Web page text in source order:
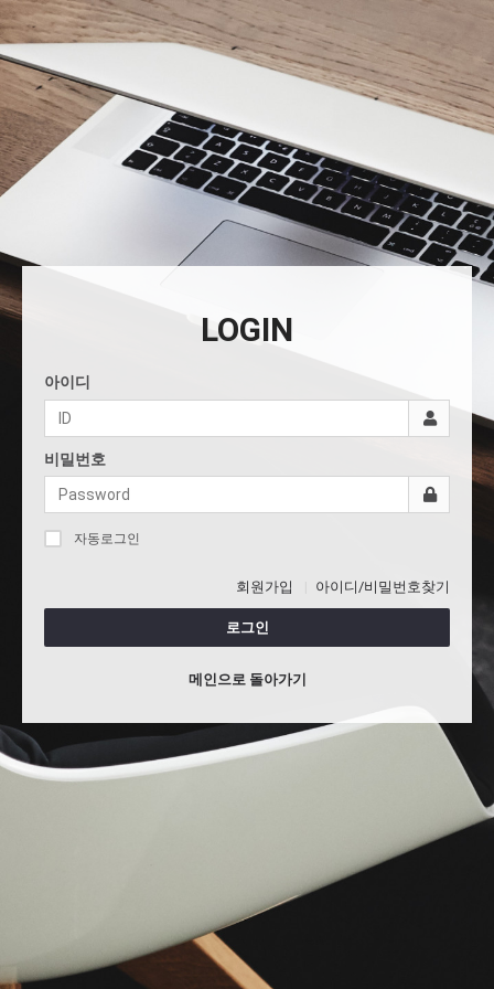
LOGIN
아이디
비밀번호
자동로그인
회원가입 아이디/비밀번호찾기
로그인
메인으로 돌아가기